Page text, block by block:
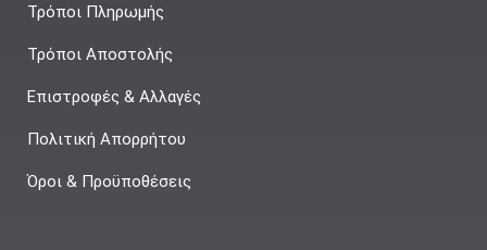
Τρόποι Πληρωμής
Τρόποι Αποστολής
Επιστροφές & Αλλαγές
Πολιτική Απορρήτου
Όροι & Προϋποθέσεις